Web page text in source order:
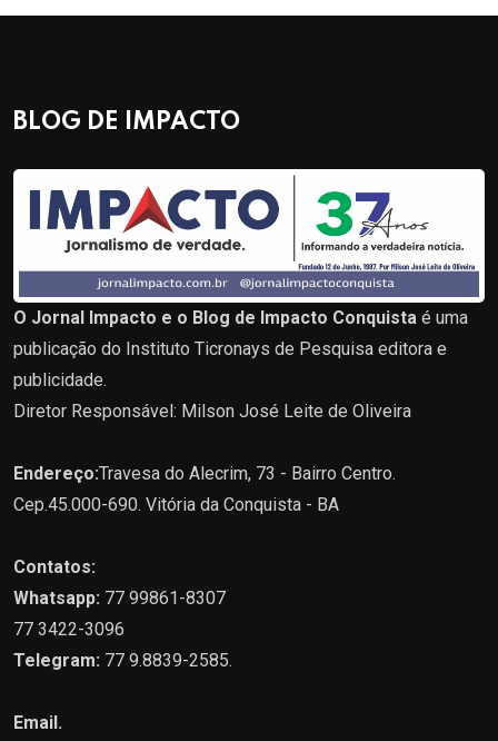
BLOG DE IMPACTO
O Jornal Impacto e o Blog de Impacto Conquista é uma
publicação do Instituto Ticronays de Pesquisa editora e
publicidade.
Diretor Responsável: Milson José Leite de Oliveira
Endereço:Travesa do Alecrim, 73 - Bairro Centro.
Cep.45.000-690. Vitória da Conquista - BA
Contatos:
Whatsapp: 77 99861-8307
77 3422-3096
Telegram: 77 9.8839-2585.
Email.